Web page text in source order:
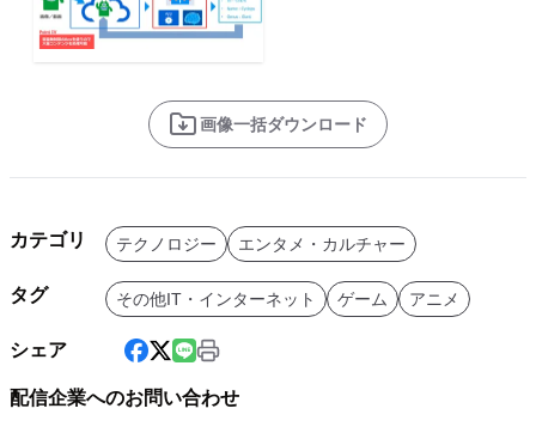
画像一括ダウンロード
カテゴリ テクノロジー エンタメ・カルチャー
タグ その他IT・インターネット ゲーム アニメ
シェア
配信企業へのお問い合わせ